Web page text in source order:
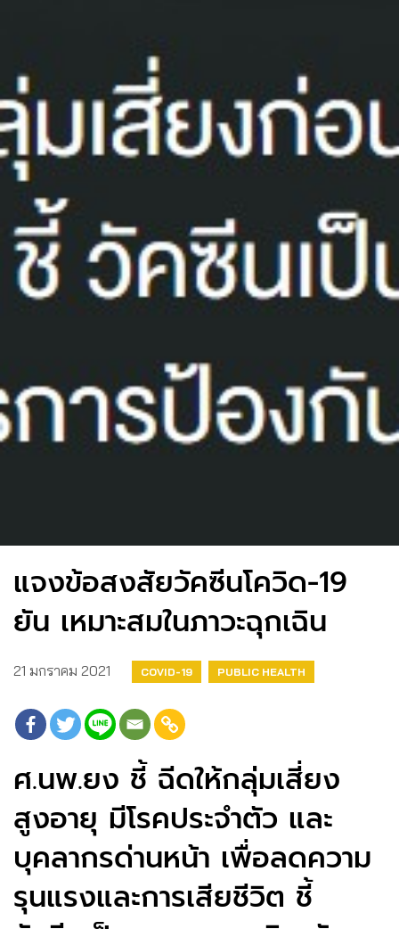
แจงข้อสงสัยวัคซีนโควิด-19
ยัน เหมาะสมในภาวะฉุกเฉิน
21 มกราคม 2021 COVID-19 PUBLIC HEALTH
ศ.นพ.ยง ชี้ ฉีดให้กลุ่มเสี่ยง
สูงอายุ มีโรคประจำตัว และ
บุคลากรด่านหน้า เพื่อลดความ
รุนแรงและการเสียชีวิต ชี้